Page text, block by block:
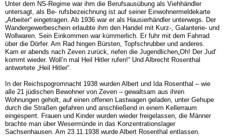
Unter dem NS-Regime war ihm die Berufsausübung als Viehhändler
untersagt, als Be- rufsbezeichnung ist auf seiner Einwohnermeldekarte
„Arbeiter“ eingetragen. Ab 1936 war er als Hausierhändler unterwegs. Der
Wandergewerbeschein erlaubte ihm den Handel mit Kurz-, Galanterie- und
Wollwaren. Sein Einkommen war kümmerlich. Er fuhr mit dem Fahrrad
über die Dörfer. Am Rad hingen Bürsten, Topfschrubber und anderes.
Kam er abends nach Zeven zurück, riefen die Jugendlichen„Oh! Der Jud‘
kommt wieder. Woll’n mal Heil Hitler rufen!“ Und Albrecht Rosenthal
antwortete „Heil Hitler“.
In der Reichspogromnacht 1938 wurden Albert und Ida Rosenthal – wie
alle 21 jüdischen Bewohner von Zeven – gewaltsam aus ihren
Wohnungen geholt, auf einen offenen Lastwagen geladen, unter Gehupe
durch die Straßen gefahren und anschließend in einem Kellerraum
eingesperrt. Frauen und Kinder wurden wieder freigelassen, die Männer
brachte man über Wesermünde in das Konzentrationslager
Sachsenhausen. Am 23.11.1938 wurde Albert Rosenthal entlassen.